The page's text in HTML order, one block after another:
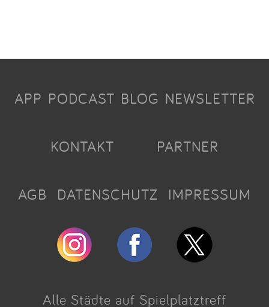
APP PODCAST BLOG NEWSLETTER
KONTAKT PARTNER
AGB DATENSCHUTZ IMPRESSUM
Alle Städte auf Spielplatztreff